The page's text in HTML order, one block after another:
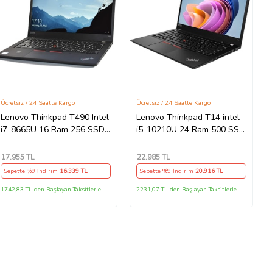
Lenovo Thinkpad T490 Intel
i7-8665U 16 Ram 256 SSD
Outlet
Ücretsiz / 24 Saatte Kargo
17.955TL
Sepette %9 İndirim 16.339TL
1742,83 TL'den Başlayan Taksitlerle
Lenovo Thinkpad T14 intel
i5-10210U 24 Ram 500 SSD
Notebook - Outlet
Ücretsiz / 24 Saatte Kargo
22.985TL
Sepette %9 İndirim20.916TL
2231,07 TL'den Başlayan Taksitlerle